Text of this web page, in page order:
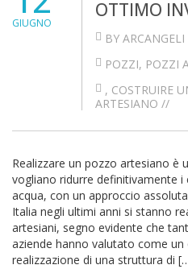
GIUGNO
OTTIMO
BY
POZZI, POZZI
, COSTRUIRE
ARTESIANO //
Realizzare un pozzo artesiano è
vogliano ridurre definitivamente
acqua, con un approccio
Italia negli ultimi anni si stanno
artesiani, segno evidente che
aziende hanno valutato come
realizzazione di una struttura di